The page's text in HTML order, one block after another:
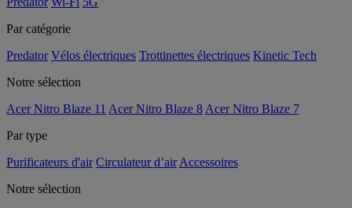
Par catégorie
Predator Vélos électriques Trottinettes électriques Kinetic Tech
Notre sélection
Acer Nitro Blaze 11 Acer Nitro Blaze 8 Acer Nitro Blaze 7
Par type
Purificateurs d'air Circulateur d’air Accessoires
Notre sélection